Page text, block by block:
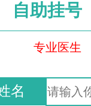
自助挂号
专业医生
名